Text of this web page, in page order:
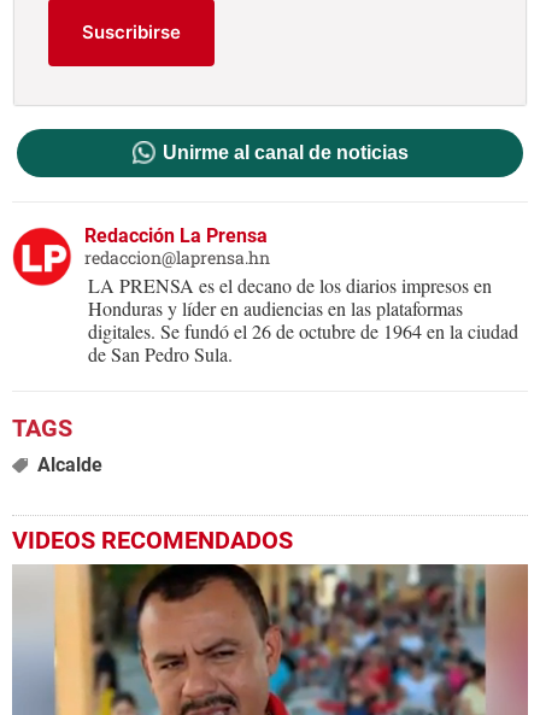
Suscribirse
Unirme al canal de noticias
Redacción La Prensa
redaccion@laprensa.hn
LA PRENSA es el decano de los diarios impresos en
Honduras y líder en audiencias en las plataformas
digitales. Se fundó el 26 de octubre de 1964 en la ciudad
de San Pedro Sula.
Alcalde
VIDEOS RECOMENDADOS